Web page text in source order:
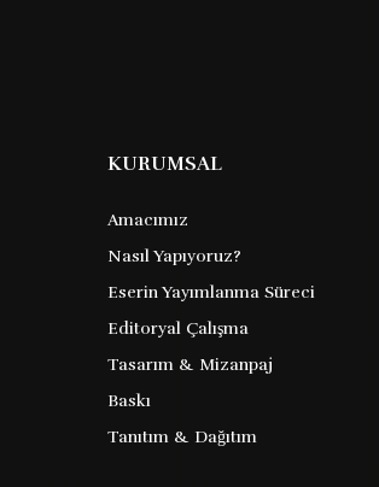
KURUMSAL
Amacımız
Nasıl Yapıyoruz?
Eserin Yayımlanma Süreci
Editoryal Çalışma
Tasarım & Mizanpaj
Baskı
Tanıtım & Dağıtım